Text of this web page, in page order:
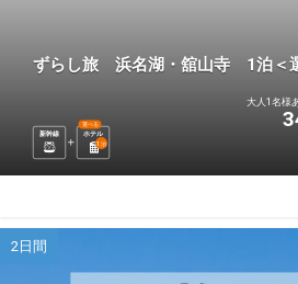
ずらし旅 浜名湖・舘山寺 1泊＜
新幹線 ホテル
選べる
1 泊
大人1名様
2日間